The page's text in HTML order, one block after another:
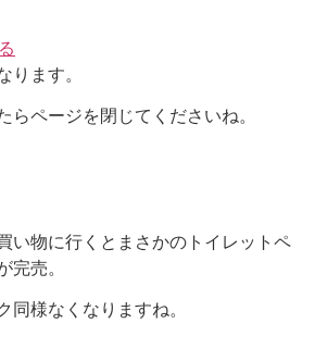
ります。
らページを閉じてくださいね。
い物に行くとまさかのトイレットペ
完売。
同様なくなりますね。